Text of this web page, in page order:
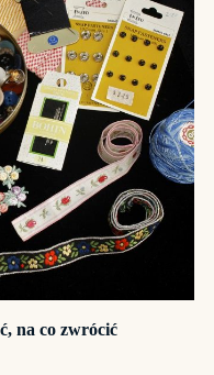
na co zwrócić